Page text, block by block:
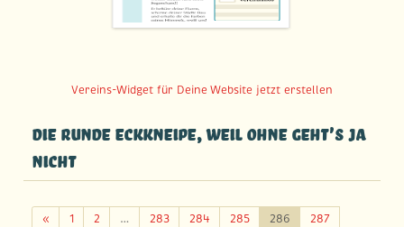
Vereins-Widget für Deine Website jetzt erstellen
Die Runde Eckkneipe, weil ohne geht's ja
nicht
«Zurück
1 2 … 283 284 285 286
287